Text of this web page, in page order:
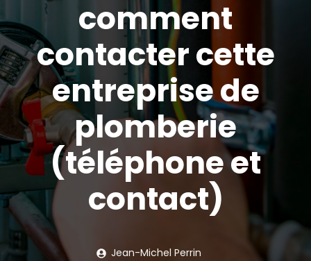
comment
contacter cette
entreprise de
plomberie
(téléphone et
contact)
Jean-Michel Perrin